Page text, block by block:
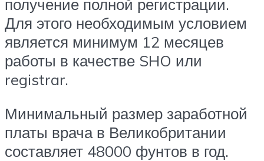
получение полной регистрации.
Для этого необходимым условием
является минимум 12 месяцев
работы в качестве SHO или
registrar.
Минимальный размер заработной
платы врача в Великобритании
составляет 48000 фунтов в год.